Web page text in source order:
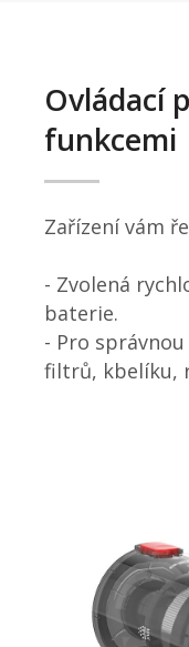
Ovládací
funkcemi
Zařízení vám
- Zvolená
baterie.
- Pro
filtrů, kbelíku,